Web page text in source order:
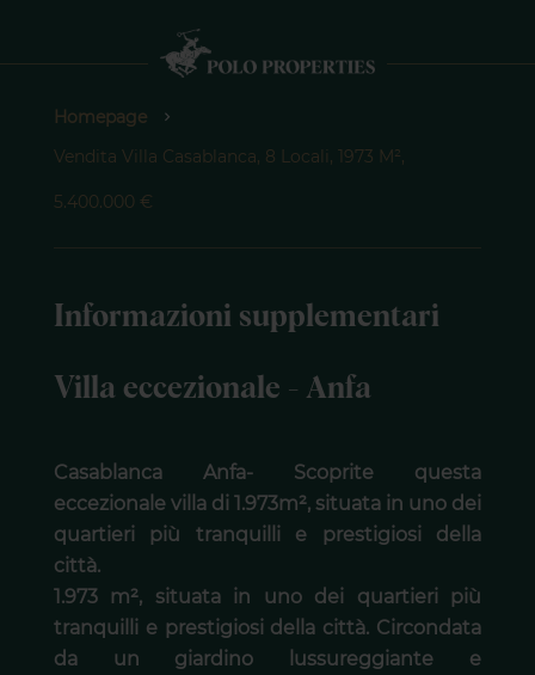
Homepage
Vendita Villa Casablanca, 8 Locali, 1973 M²,
5.400.000 €
Informazioni supplementari
Villa eccezionale - Anfa
Casablanca Anfa- Scoprite questa
eccezionale villa di 1.973m², situata in uno dei
quartieri più tranquilli e prestigiosi della
città.
1.973 m², situata in uno dei quartieri più
tranquilli e prestigiosi della città. Circondata
da un giardino lussureggiante e